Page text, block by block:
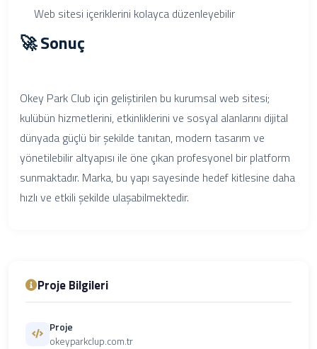
Web sitesi içeriklerini kolayca düzenleyebilir
🚀 Sonuç
Okey Park Club için geliştirilen bu kurumsal web sitesi;
kulübün hizmetlerini, etkinliklerini ve sosyal alanlarını dijital
dünyada güçlü bir şekilde tanıtan, modern tasarım ve
yönetilebilir altyapısı ile öne çıkan profesyonel bir platform
sunmaktadır. Marka, bu yapı sayesinde hedef kitlesine daha
hızlı ve etkili şekilde ulaşabilmektedir.
Proje Bilgileri
Proje
okeyparkclup.com.tr